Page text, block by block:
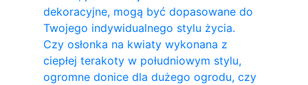
dekoracyjne, mogą być dopasowane do
Twojego indywidualnego stylu życia.
Czy osłonka na kwiaty wykonana z
ciepłej terakoty w południowym stylu,
ogromne donice dla dużego ogrodu, czy